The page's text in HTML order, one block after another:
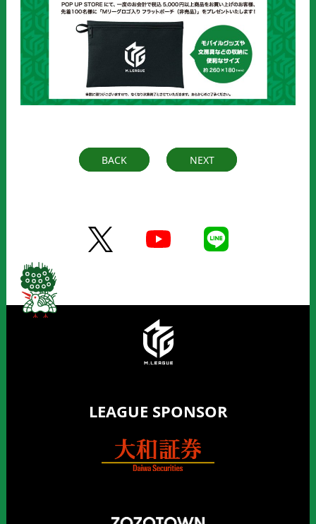
BACK NEXT
LEAGUE SPONSOR